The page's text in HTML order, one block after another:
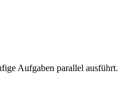
Aufgaben parallel ausführt.